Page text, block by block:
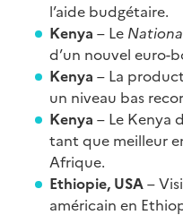
l’aide budgétaire.
Kenya – Le
d’un nouvel euro-
Kenya – La
un niveau bas
Kenya – Le Kenya
tant que meilleur
Afrique.
Ethiopie, USA–
américain en